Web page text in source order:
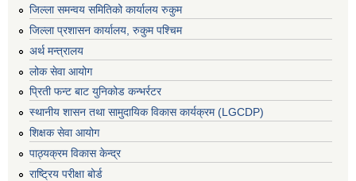
जिल्ला समन्वय समितिको कार्यालय रुकुम
जिल्ला प्रशासन कार्यालय, रुकुम पश्चिम
अर्थ मन्त्रालय
लोक सेवा आयोग
प्रिती फन्ट बाट युनिकोड कन्भर्रटर
स्थानीय शासन तथा सामुदायिक विकास कार्यक्रम (LGCDP)
शिक्षक सेवा आयोग
पाठ्यक्रम विकास केन्द्र
राष्ट्रिय परीक्षा बोर्ड